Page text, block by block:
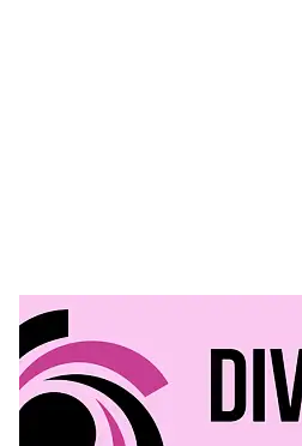
Divadelní Mlýn
Kultura a volný čas
Divadelní